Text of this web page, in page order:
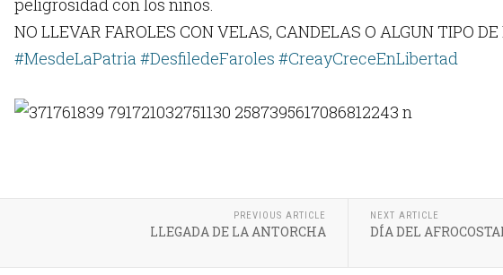
NO LLEVAR FAROLES CON VELAS, CANDELAS O ALGUN TIPO
#MesdeLaPatria #DesfiledeFaroles #CreayCreceEnLibertad
PREVIOUS ARTICLE
LLEGADA DE LA ANTORCHA
NEXT ARTICLE
DÍA DEL